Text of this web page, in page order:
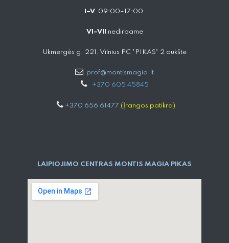
I–V 09:00–17:00
VI–VII nedirbame
Ukmergės g. 221, Vilnius PC "PIKAS" 2 aukšte
prof@montismagia.lt
+370 605 4584​5
+370 656 61477 (Įrangos patikra)
LAIPIOJIMO CENTRAS MONTIS MAGIA PIKAS